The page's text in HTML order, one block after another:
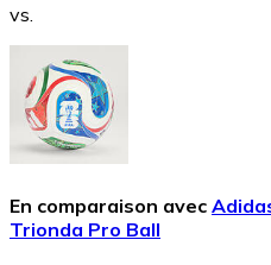
vs.
En comparaison avec
Trionda Pro Ball